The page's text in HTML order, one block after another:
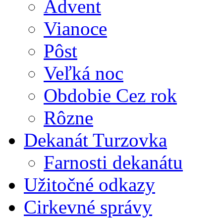
Advent
Vianoce
Pôst
Veľká noc
Obdobie Cez rok
Rôzne
Dekanát Turzovka
Farnosti dekanátu
Užitočné odkazy
Cirkevné správy